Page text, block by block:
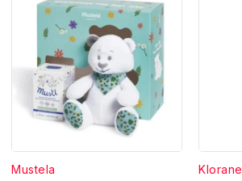
Mustela Klorane